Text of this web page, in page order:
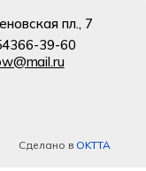
пл., 7
366-39-60
Сделано в OKTTA